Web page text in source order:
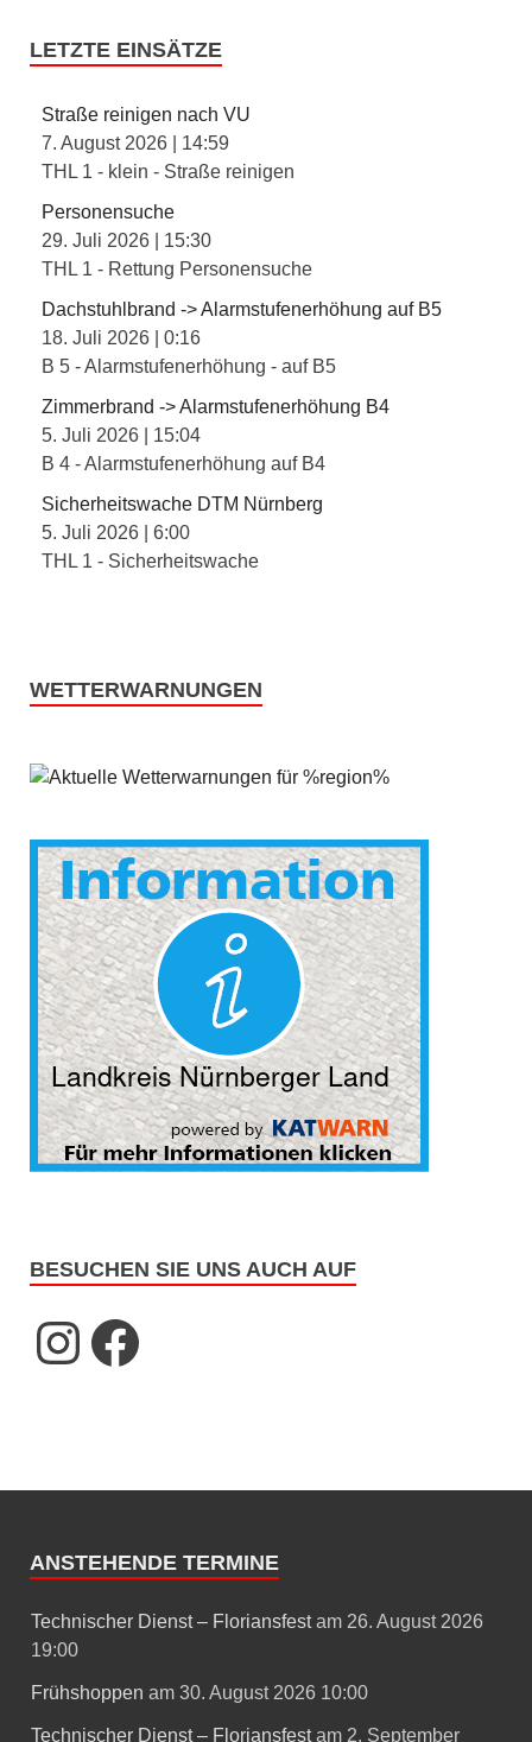
LETZTE EINSÄTZE
Straße reinigen nach VU
7. August 2026
14:59
THL 1 - klein - Straße reinigen
Personensuche
29. Juli 2026
15:30
THL 1 - Rettung Personensuche
Dachstuhlbrand -> Alarmstufenerhöhung auf B5
18. Juli 2026
0:16
B 5 - Alarmstufenerhöhung - auf B5
Zimmerbrand -> Alarmstufenerhöhung B4
5. Juli 2026
15:04
B 4 - Alarmstufenerhöhung auf B4
Sicherheitswache DTM Nürnberg
5. Juli 2026
6:00
THL 1 - Sicherheitswache
WETTERWARNUNGEN
BESUCHEN SIE UNS AUCH AUF
ANSTEHENDE TERMINE
Technischer Dienst – Floriansfestam 26. August 2026
19:00
Frühshoppen am 30. August 2026 10:00
Technischer Dienst – Floriansfestam 2. September